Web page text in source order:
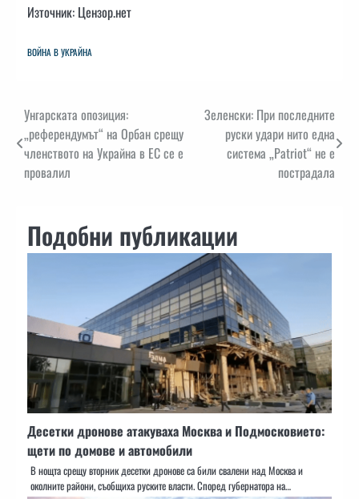
Източник: Цензор.нет
ВОЙНА В УКРАЙНА
Навигация
Унгарската опозиция:
„референдумът“ на Орбан срещу
членството на Украйна в ЕС се е
провалил
Зеленски: При последните
руски удари нито една
система „Patriot“ не е
пострадала
Подобни публикации
Десетки дронове атакуваха Москва и Подмосковието:
щети по домове и автомобили
В нощта срещу вторник десетки дронове са били свалени над Москва и
околните райони, съобщиха руските власти. Според губернатора на…